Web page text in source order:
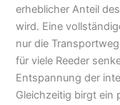
erheblicher Anteil
wird. Eine
nur die
für viele Reeder
Entspannung der
Gleichzeitig birgt ein